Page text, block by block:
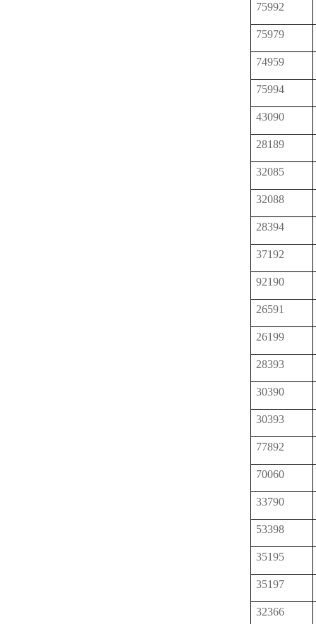
75992
75979
74959
75994
43090
28189
32085
32088
28394
37192
92190
26591
26199
28393
30390
30393
77892
70060
33790
53398
35195
35197
32366